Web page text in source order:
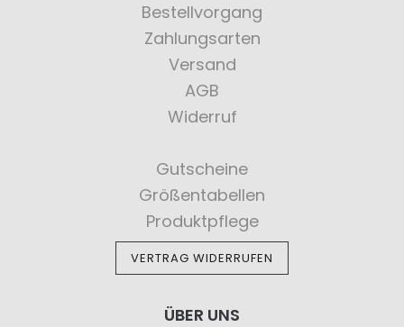
Bestellvorgang
Zahlungsarten
Versand
AGB
Widerruf
Gutscheine
Größentabellen
Produktpflege
VERTRAG WIDERRUFEN
ÜBER UNS